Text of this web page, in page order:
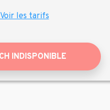
Voir les tarifs
INDISPONIBLE